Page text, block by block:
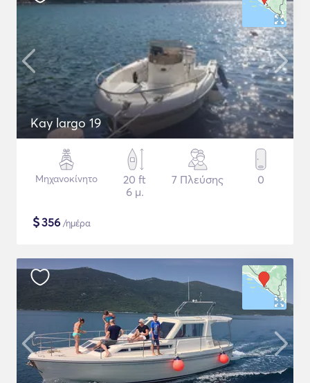
Kay largo 19
Μηχανοκίνητο
20 ft
6 μ.
7 Πλεύσης 0
$356 /ημέρα